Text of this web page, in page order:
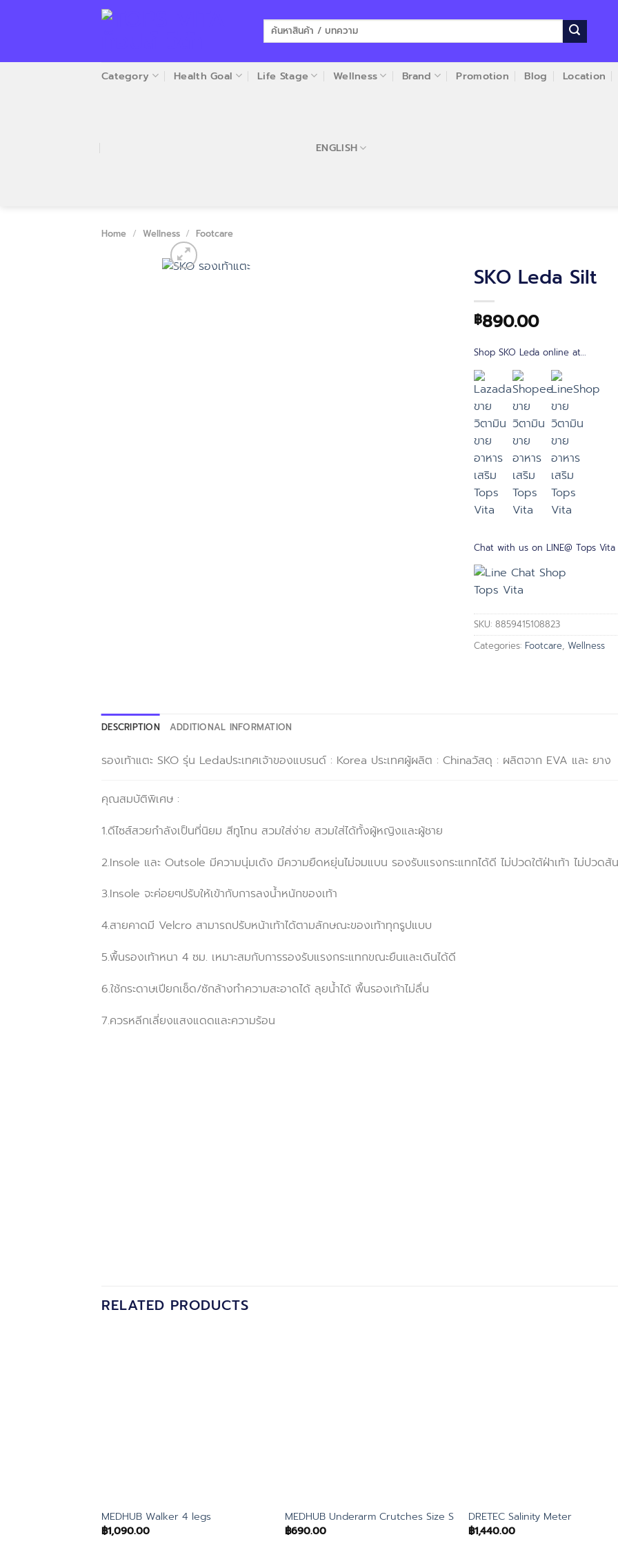
Search
Category Health Goal Life Stage Wellness Brand Promotion Blog Location
ENGLISH
Home / Wellness / Footcare
SKO Leda Silt
฿890.00
Shop SKO Leda online at…
Chat with us on LINE@ Tops Vita
SKU: 8859415108823
Categories: Footcare, Wellness
DESCRIPTION ADDITIONAL INFORMATION
รองเท้าแตะ SKO รุ่น Ledaประเทศเจ้าของแบรนด์ : Korea ประเทศผู้ผลิต : Chinaวัสดุ : ผลิตจาก EVA และ ยาง
คุณสมบัติพิเศษ :
1.ดีไซส์สวยกำลังเป็นที่นิยม สีทูโทน สวมใส่ง่าย สวมใส่ได้ทั้งผู้หญิงและผู้ชาย
2.Insole และ Outsole มีความนุ่มเด้ง มีความยืดหยุ่นไม่จมแบน รองรับแรงกระแทกได้ดี ไม่ปวดใต้ฝ่าเท้า ไม่ปวดส้
3.Insole จะค่อยๆปรับให้เข้ากับการลงน้ำหนักของเท้า
4.สายคาดมี Velcro สามารถปรับหน้าเท้าได้ตามลักษณะของเท้าทุกรูปแบบ
5.พื้นรองเท้าหนา 4 ซม. เหมาะสมกับการรองรับแรงกระแทกขณะยืนและเดินได้ดี
6.ใช้กระดาษเปียกเช็ด/ซักล้างทำความสะอาดได้ ลุยน้ำได้ พื้นรองเท้าไม่ลื่น
7.ควรหลีกเลี่ยงแสงแดดและความร้อน
RELATED PRODUCTS
MEDHUB Walker 4 legs
฿1,090.00
MEDHUB Underarm Crutches Size S
฿690.00
DRETEC Salinity Meter
฿1,440.00